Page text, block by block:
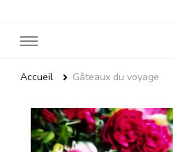
Accueil Gâteaux du voyage